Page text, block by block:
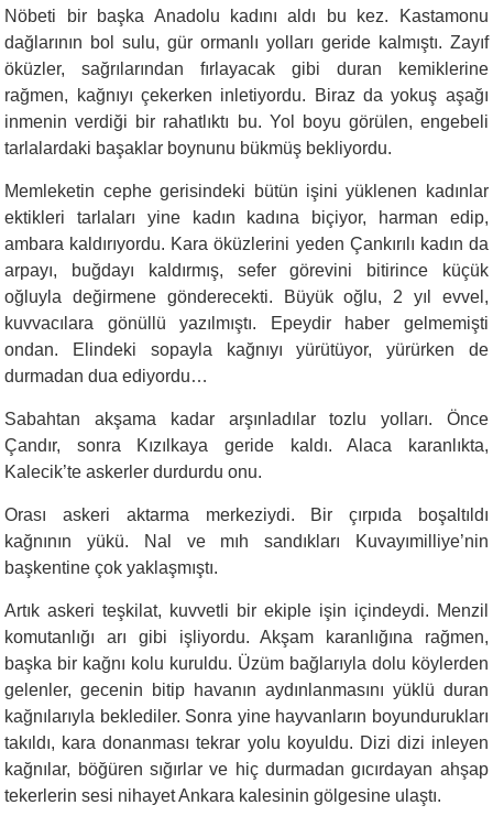
Nöbeti bir başka Anadolu kadını aldı bu kez. Kastamonu
dağlarının bol sulu, gür ormanlı yolları geride kalmıştı. Zayıf
öküzler, sağrılarından fırlayacak gibi duran kemiklerine
rağmen, kağnıyı çekerken inletiyordu. Biraz da yokuş aşağı
inmenin verdiği bir rahatlıktı bu. Yol boyu görülen, engebeli
tarlalardaki başaklar boynunu bükmüş bekliyordu.
Memleketin cephe gerisindeki bütün işini yüklenen kadınlar
ektikleri tarlaları yine kadın kadına biçiyor, harman edip,
ambara kaldırıyordu. Kara öküzlerini yeden Çankırılı kadın da
arpayı, buğdayı kaldırmış, sefer görevini bitirince küçük
oğluyla değirmene gönderecekti. Büyük oğlu, 2 yıl evvel,
kuvvacılara gönüllü yazılmıştı. Epeydir haber gelmemişti
ondan. Elindeki sopayla kağnıyı yürütüyor, yürürken de
durmadan dua ediyordu…
Sabahtan akşama kadar arşınladılar tozlu yolları. Önce
Çandır, sonra Kızılkaya geride kaldı. Alaca karanlıkta,
Kalecik’te askerler durdurdu onu.
Orası askeri aktarma merkeziydi. Bir çırpıda boşaltıldı
kağnının yükü. Nal ve mıh sandıkları Kuvayımilliye’nin
başkentine çok yaklaşmıştı.
Artık askeri teşkilat, kuvvetli bir ekiple işin içindeydi. Menzil
komutanlığı arı gibi işliyordu. Akşam karanlığına rağmen,
başka bir kağnı kolu kuruldu. Üzüm bağlarıyla dolu köylerden
gelenler, gecenin bitip havanın aydınlanmasını yüklü duran
kağnılarıyla beklediler. Sonra yine hayvanların boyundurukları
takıldı, kara donanması tekrar yolu koyuldu. Dizi dizi inleyen
kağnılar, böğüren sığırlar ve hiç durmadan gıcırdayan ahşap
tekerlerin sesi nihayet Ankara kalesinin gölgesine ulaştı.